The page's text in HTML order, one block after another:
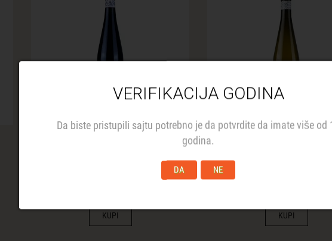
VERIFIKACIJA GODINA
Da biste pristupili sajtu potrebno je da potvrdite da imate više od
godina.
DA NE
KUPI KUPI